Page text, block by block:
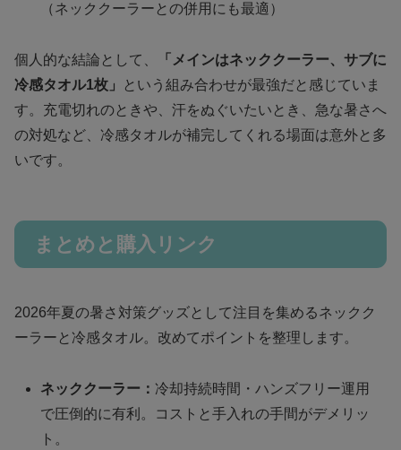
（ネッククーラーとの併用にも最適）
個人的な結論として、
「メインはネッククーラー、サブに
冷感タオル1枚」
という組み合わせが最強だと感じていま
す。充電切れのときや、汗をぬぐいたいとき、急な暑さへ
の対処など、冷感タオルが補完してくれる場面は意外と多
いです。
まとめと購入リンク
2026年夏の暑さ対策グッズとして注目を集めるネックク
ーラーと冷感タオル。改めてポイントを整理します。
ネッククーラー： 冷却持続時間・ハンズフリー運用
で圧倒的に有利。コストと手入れの手間がデメリッ
ト。